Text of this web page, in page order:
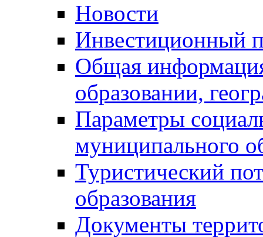
Новости
Инвестиционный
Общая
образовании,
Параметры
муниципального
Туристический
образования
Документы